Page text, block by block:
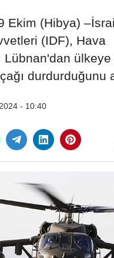
Ekim (Hibya)
(IDF), Hava
Lübnan'dan ülkeye
durdurduğunu
- 10:40